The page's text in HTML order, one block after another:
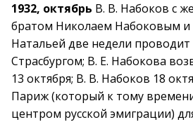
1932, октябрь В. В. Набоков с
братом Николаем Набоковым и
Натальей две недели
Страсбургом; В. Е. Набокова
13 октября; В. В. Набоков 18
Париж (который к тому
центром русской эмиграции)